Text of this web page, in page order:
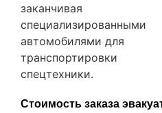
заканчивая
специализированными
автомобилями для
транспортировки
спецтехники.
Стоимость заказа